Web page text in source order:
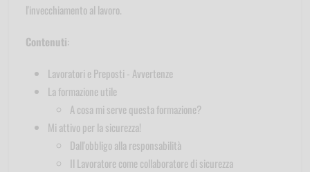
l'invecchiamento al lavoro.
Contenuti:
Lavoratori e Preposti - Avvertenze
La formazione utile
A cosa mi serve questa formazione?
Mi attivo per la sicurezza!
Dall'obbligo alla responsabilità
Il Lavoratore come collaboratore di sicurezza